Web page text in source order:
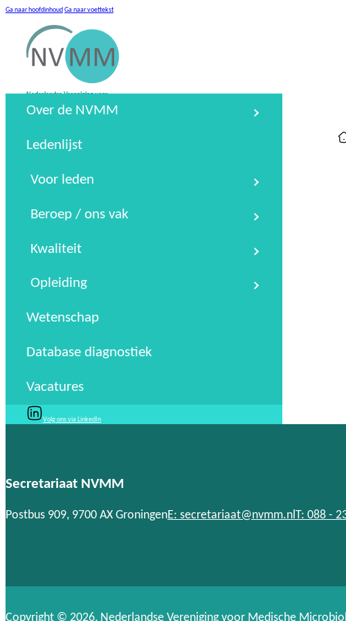
Ga naar hoofdinhoud Ga naar voettekst
Nederlandse Vereniging voor
Medische Microbiologie
Over de NVMM
Ledenlijst
Voor leden
Beroep / ons vak
Kwaliteit
Opleiding
Wetenschap
Database diagnostiek
Vacatures
Volg ons via LinkedIn
Secretariaat NVMM
Postbus 909, 9700 AX GroningenE: secretariaat@nvmm.nl T: 088 -
Copyright © 2026, Nederlandse Vereniging voor Medische